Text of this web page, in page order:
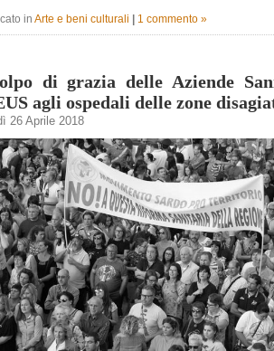
in Arte e beni culturali | 1 commento »
di grazia delle Aziende
agli ospedali delle zone
26 Aprile 2018